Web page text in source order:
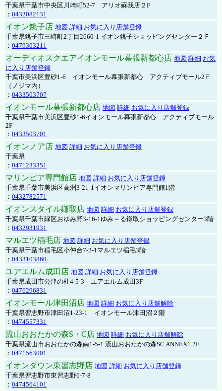
千葉県千葉市中央区川崎町52-7 アリオ蘇我店２F
： 0432082131
イオン銚子店 地図 詳細 お気に入り店舗登録
千葉県銚子市三崎町2丁目2660-1 イオン銚子ショッピングセンター２Ｆ
： 0479303211
オーディオスクエアイオンモール幕張新都心店 地図 詳細 お気
に入り店舗登録
千葉市美浜区豊砂1-6 イオンモール幕張新都心 アクティブモール2Ｆ
（ノジマ内）
： 0433503707
イオンモール幕張新都心店 地図 詳細 お気に入り店舗登録
千葉県千葉市美浜区豊砂1-6イオンモール幕張新都心 アクティブモール
2F
： 0433503701
イオンノア店 地図 詳細 お気に入り店舗登録
千葉県
： 0471233351
マリンピア専門館店 地図 詳細 お気に入り店舗登録
千葉県千葉市美浜区高洲3-21-1イオンマリンピア専門館1階
： 0432782571
イオンスタイル鎌取店 地図 詳細 お気に入り店舗登録
千葉県千葉市緑区おゆみ野3-16-1ゆみ～る鎌取ショッピングセンター3階
： 0432931931
マルエツ稲毛店 地図 詳細 お気に入り店舗登録
千葉県千葉市稲毛区小仲台7-2-1マルエツ稲毛3階
： 0433103860
ユアエルム成田店 地図 詳細 お気に入り店舗登録
千葉県成田市公津の杜4-5-3 ユアエルム成田3F
： 0476296831
イオンモール津田沼店 地図 詳細 お気に入り店舗解除
千葉県習志野市津田沼1-23-1 イオンモール津田沼２階
： 0474557331
流山おおたかの森S・C店 地図 詳細 お気に入り店舗解除
千葉県流山市おおたかの森南1-5-1 流山おおたかの森SC ANNEX1 2F
： 0471563001
イオンタウン東習志野店 地図 詳細 お気に入り店舗登録
千葉県習志野市東習志野6-7-8
： 0474564101